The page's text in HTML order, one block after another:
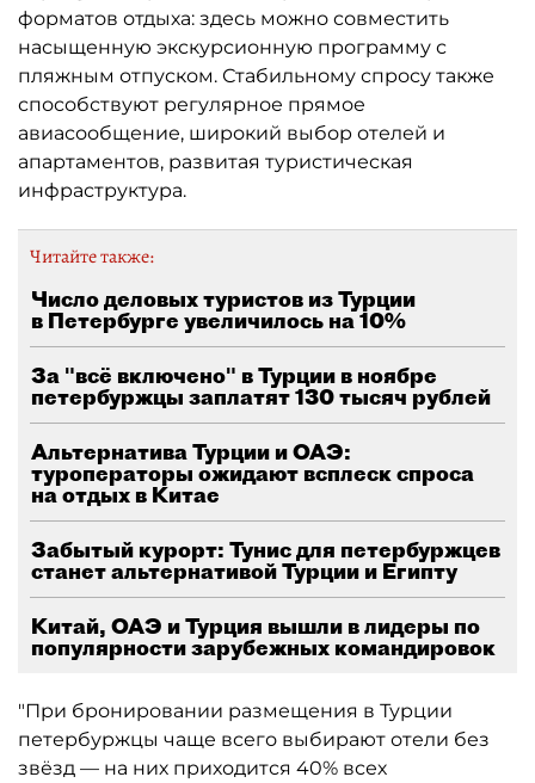
форматов отдыха: здесь можно совместить
насыщенную экскурсионную программу с
пляжным отпуском. Стабильному спросу также
способствуют регулярное прямое
авиасообщение, широкий выбор отелей и
апартаментов, развитая туристическая
инфраструктура.
Читайте также:
Число деловых туристов из Турции
в Петербурге увеличилось на 10%
За "всё включено" в Турции в ноябре
петербуржцы заплатят 130 тысяч рублей
Альтернатива Турции и ОАЭ:
туроператоры ожидают всплеск спроса
на отдых в Китае
Забытый курорт: Тунис для петербуржцев
станет альтернативой Турции и Египту
Китай, ОАЭ и Турция вышли в лидеры по
популярности зарубежных командировок
"При бронировании размещения в Турции
петербуржцы чаще всего выбирают отели без
звёзд — на них приходится 40% всех